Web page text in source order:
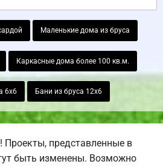
Маленькие дома из бруса
Каркасные дома более 100 кв.м.
6х6 Бани из бруса 12х6
представленные в
быть изменены. Возможно